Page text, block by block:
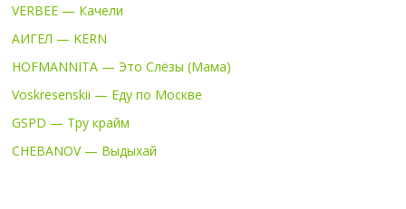
VERBEE — Качели
АИГЕЛ — KERN
HOFMANNITA — Это Слёзы (Мама)
Voskresenskii — Еду по Москве
GSPD — Тру крайм
CHEBANOV — Выдыхай